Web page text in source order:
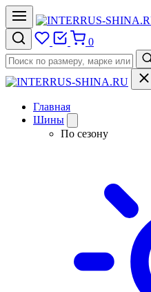
0
Главная
Шины
По сезону